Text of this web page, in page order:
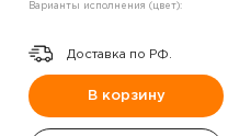
Варианты исполнения (цвет):
Доставка по РФ.
В корзину